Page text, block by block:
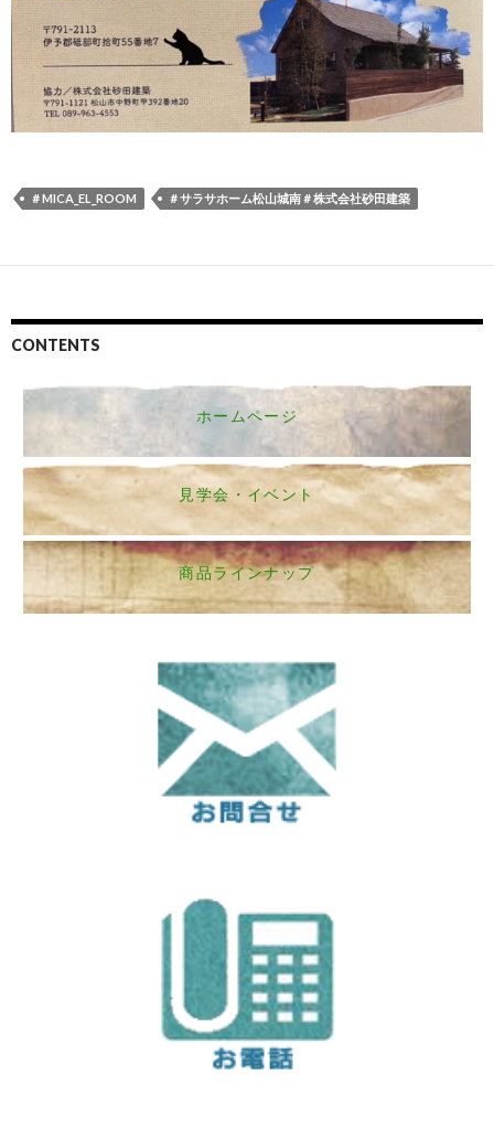
＃MICA_EL_ROOM ＃サラサホーム松山城南＃株式会社砂田建築
CONTENTS
ホームページ
見学会・イベント
商品ラインナップ